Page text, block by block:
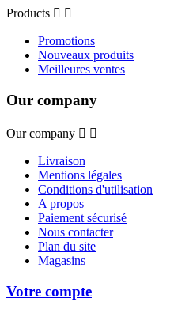
Products  
Promotions
Nouveaux produits
Meilleures ventes
Our company
Our company  
Livraison
Mentions légales
Conditions d'utilisation
A propos
Paiement sécurisé
Nous contacter
Plan du site
Magasins
Votre compte